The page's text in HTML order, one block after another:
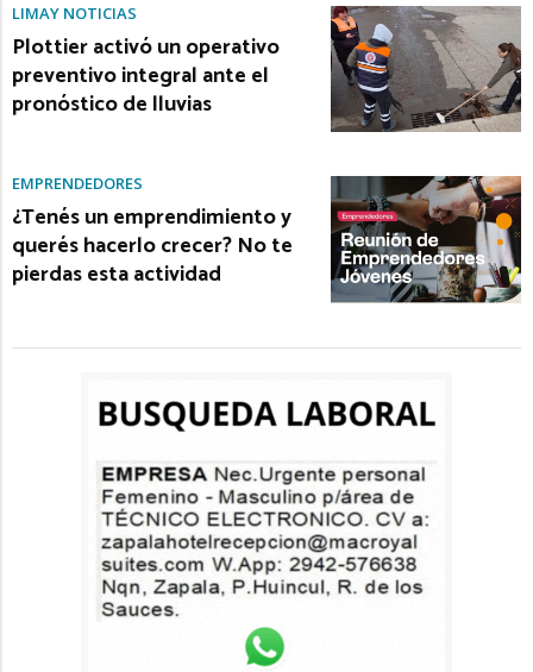
LIMAY NOTICIAS
Plottier activó un operativo
preventivo integral ante el
pronóstico de lluvias
EMPRENDEDORES
¿Tenés un emprendimiento y
querés hacerlo crecer? No te
pierdas esta actividad